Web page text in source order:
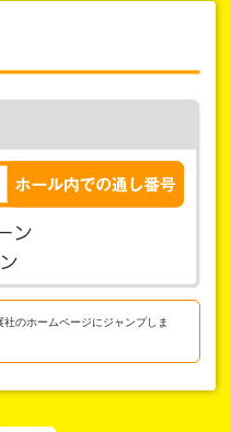
のホームページにジャンプしま